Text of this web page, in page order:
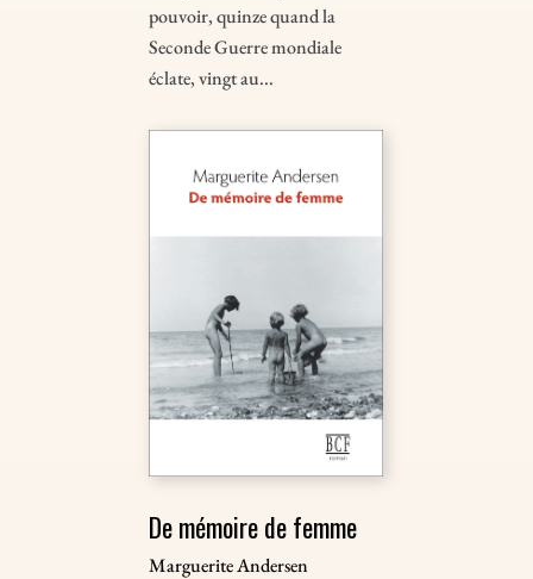
pouvoir, quinze quand la
Seconde Guerre mondiale
éclate, vingt au...
De mémoire de femme
Marguerite Andersen